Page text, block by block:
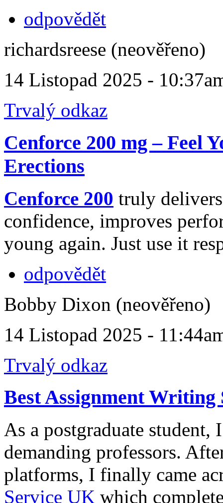
odpovědět
richardsreese (neověřeno)
14 Listopad 2025 -
Trvalý odkaz
Cenforce 200 mg – Feel
Erections
Cenforce 200 truly
confidence, improves
young again. Just use it
odpovědět
Bobby Dixon (neověřeno)
14 Listopad 2025 -
Trvalý odkaz
Best Assignment Writing
As a postgraduate student,
demanding professors.
platforms, I finally came
Service UK which